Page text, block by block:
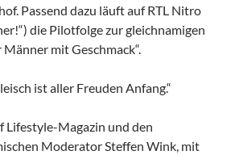
Passend dazu läuft auf RTL Nitro
die Pilotfolge zur gleichnamigen
Männer mit Geschmack“.
ist aller Freuden Anfang.“
Magazin und den
Moderator Steffen Wink, mit